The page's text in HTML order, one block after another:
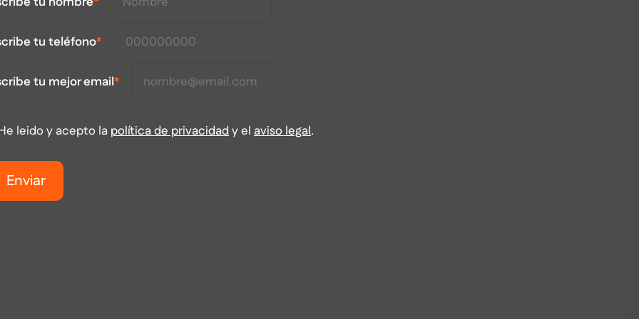
tu teléfono*
tu mejor email*
leido y acepto la política de privacidady el aviso legal.
Enviar